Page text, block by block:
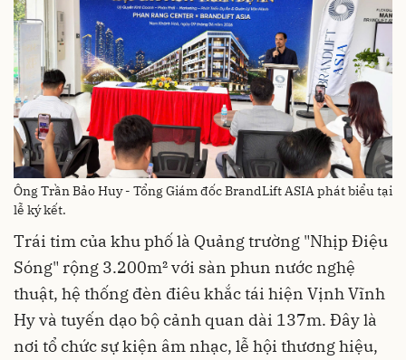
Ông Trần Bảo Huy - Tổng Giám đốc BrandLift ASIA phát biểu tại
lễ ký kết.
Trái tim của khu phố là Quảng trường "Nhịp Điệu
Sóng" rộng 3.200m² với sàn phun nước nghệ
thuật, hệ thống đèn điêu khắc tái hiện Vịnh Vĩnh
Hy và tuyến dạo bộ cảnh quan dài 137m. Đây là
nơi tổ chức sự kiện âm nhạc, lễ hội thương hiệu,